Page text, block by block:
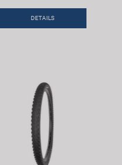
DETAILS